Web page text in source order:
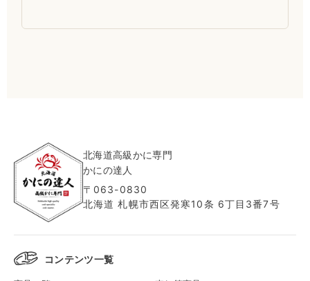
北海道高級かに専門
かにの達人
〒063-0830
北海道 札幌市西区発寒10条 6丁目3番7号
コンテンツ一覧